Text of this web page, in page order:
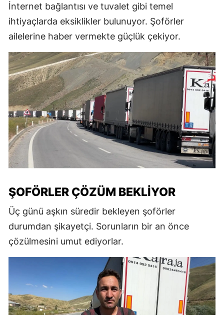
İnternet bağlantısı ve tuvalet gibi temel
ihtiyaçlarda eksiklikler bulunuyor. Şoförler
ailelerine haber vermekte güçlük çekiyor.
ŞOFÖRLER ÇÖZÜM BEKLIYOR
Üç günü aşkın süredir bekleyen şoförler
durumdan şikayetçi. Sorunların bir an önce
çözülmesini umut ediyorlar.